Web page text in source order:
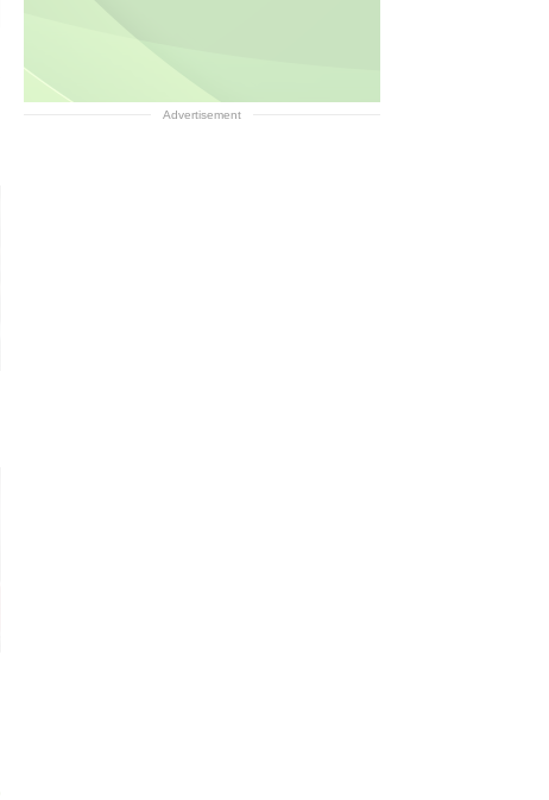
Advertisement